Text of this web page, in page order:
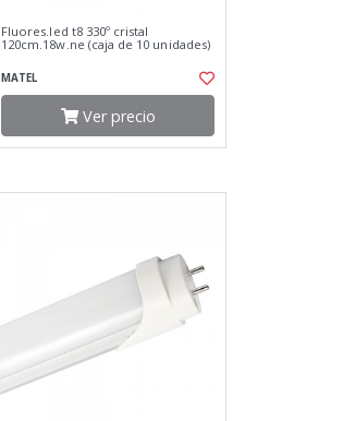
Fluores.led t8 330º cristal
120cm.18w.ne (caja de 10 unidades)
MATEL
Ver precio